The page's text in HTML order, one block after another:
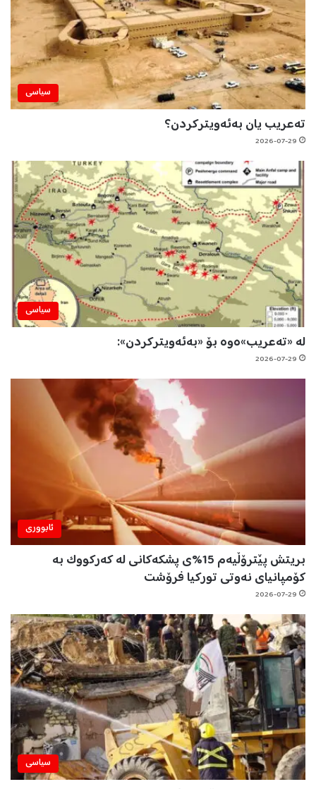
سیاسی
تەعریب یان بەئەویترکردن؟
2026-07-29
سیاسی
لە «تەعریب»ەوە بۆ «بەئەویترکردن»:
2026-07-29
ئابووری
بریتش پێترۆڵیەم 15%ی پشکەکانی لە کەرکووک بە
کۆمپانیای نەوتی تورکیا فرۆشت
2026-07-29
سیاسی